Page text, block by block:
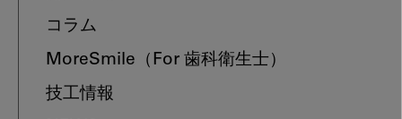
コラム
MoreSmile （For 歯科衛生士）
技工情報